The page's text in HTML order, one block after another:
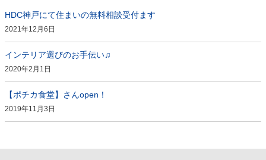
HDC神戸にて住まいの無料相談受付ます
2021年12月6日
インテリア選びのお手伝い♫
2020年2月1日
【ポチカ食堂】さんopen！
2019年11月3日